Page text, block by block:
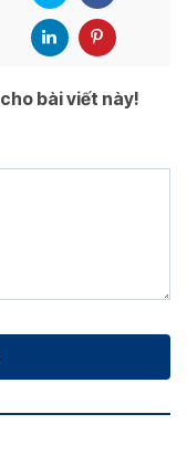
bài viết này!